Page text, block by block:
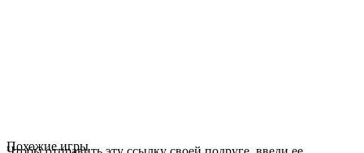
Похожие игры